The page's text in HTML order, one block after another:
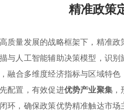
精准政策
质量发展的战略框架下，精准
与人工智能辅助决策模型，识
融合多维度经济指标与区域特色
配置，有效促进优势产业聚集
环，确保政策优势精准触达市